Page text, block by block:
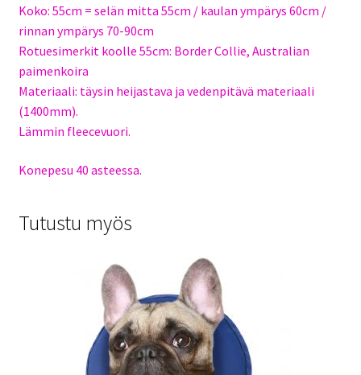
Koko: 55cm = selän mitta 55cm / kaulan ympärys 60cm /
rinnan ympärys 70-90cm
Rotuesimerkit koolle 55cm: Border Collie, Australian
paimenkoira
Materiaali: täysin heijastava ja vedenpitävä materiaali
(1400mm).
Lämmin fleecevuori.
Konepesu 40 asteessa.
Tutustu myös